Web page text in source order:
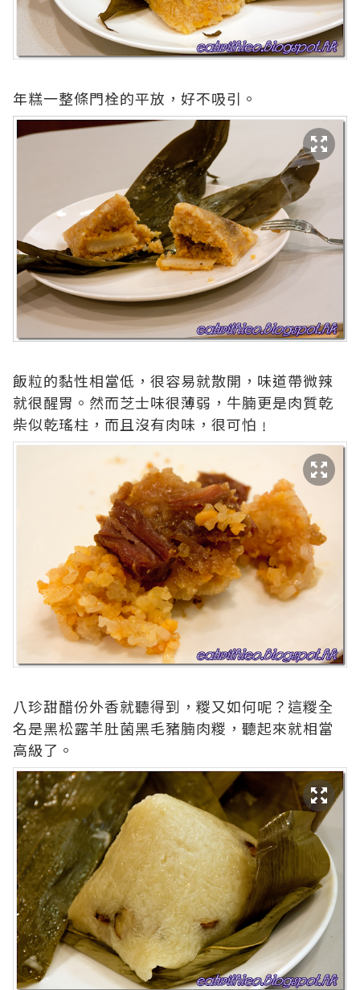
年糕一整條門栓的平放，好不吸引。
飯粒的黏性相當低，很容易就散開，味道帶微辣
就很醒胃。然而芝士味很薄弱，牛腩更是肉質乾
柴似乾瑤柱，而且沒有肉味，很可怕﹗
八珍甜醋份外香就聽得到，糉又如何呢？這糉全
名是黑松露羊肚菌黑毛豬腩肉糉，聽起來就相當
高級了。